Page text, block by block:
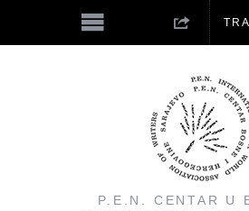
P.E.N. CENTAR U